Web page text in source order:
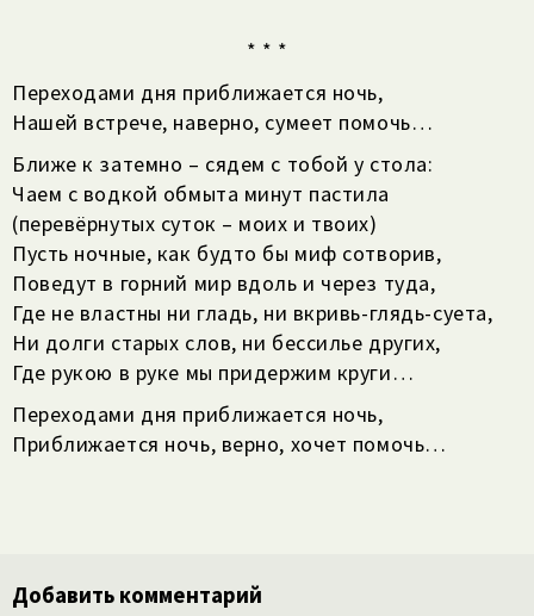
* * *
Переходами дня приближается ночь,
Нашей встрече, наверно, сумеет помочь…
Ближе к затемно – сядем с тобой у стола:
Чаем с водкой обмыта минут пастила
(перевёрнутых суток – моих и твоих)
Пусть ночные, как будто бы миф сотворив,
Поведут в горний мир вдоль и через туда,
Где не властны ни гладь, ни вкривь-глядь-суета,
Ни долги старых слов, ни бессилье других,
Где рукою в руке мы придержим круги…
Переходами дня приближается ночь,
Приближается ночь, верно, хочет помочь…
Добавить комментарий